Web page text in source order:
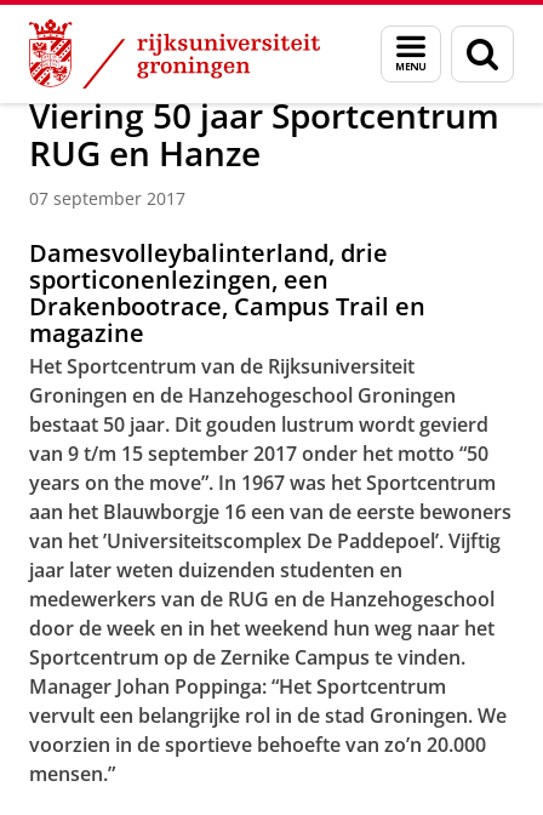
Skip
Content
Skip
Navigation
Menu
en
zoeken
Over ons Actueel Nieuws Nieuwsberichten
Viering 50 jaar Sportcentrum
RUG en Hanze
07 september 2017
Damesvolleybalinterland, drie
sporticonenlezingen, een
Drakenbootrace, Campus Trail en
magazine
Het Sportcentrum van de Rijksuniversiteit
Groningen en de Hanzehogeschool Groningen
bestaat 50 jaar. Dit gouden lustrum wordt gevierd
van 9 t/m 15 september 2017 onder het motto “50
years on the move”. In 1967 was het Sportcentrum
aan het Blauwborgje 16 een van de eerste bewoners
van het ’Universiteitscomplex De Paddepoel’. Vijftig
jaar later weten duizenden studenten en
medewerkers van de RUG en de Hanzehogeschool
door de week en in het weekend hun weg naar het
Sportcentrum op de Zernike Campus te vinden.
Manager Johan Poppinga: “Het Sportcentrum
vervult een belangrijke rol in de stad Groningen. We
voorzien in de sportieve behoefte van zo’n 20.000
mensen.”